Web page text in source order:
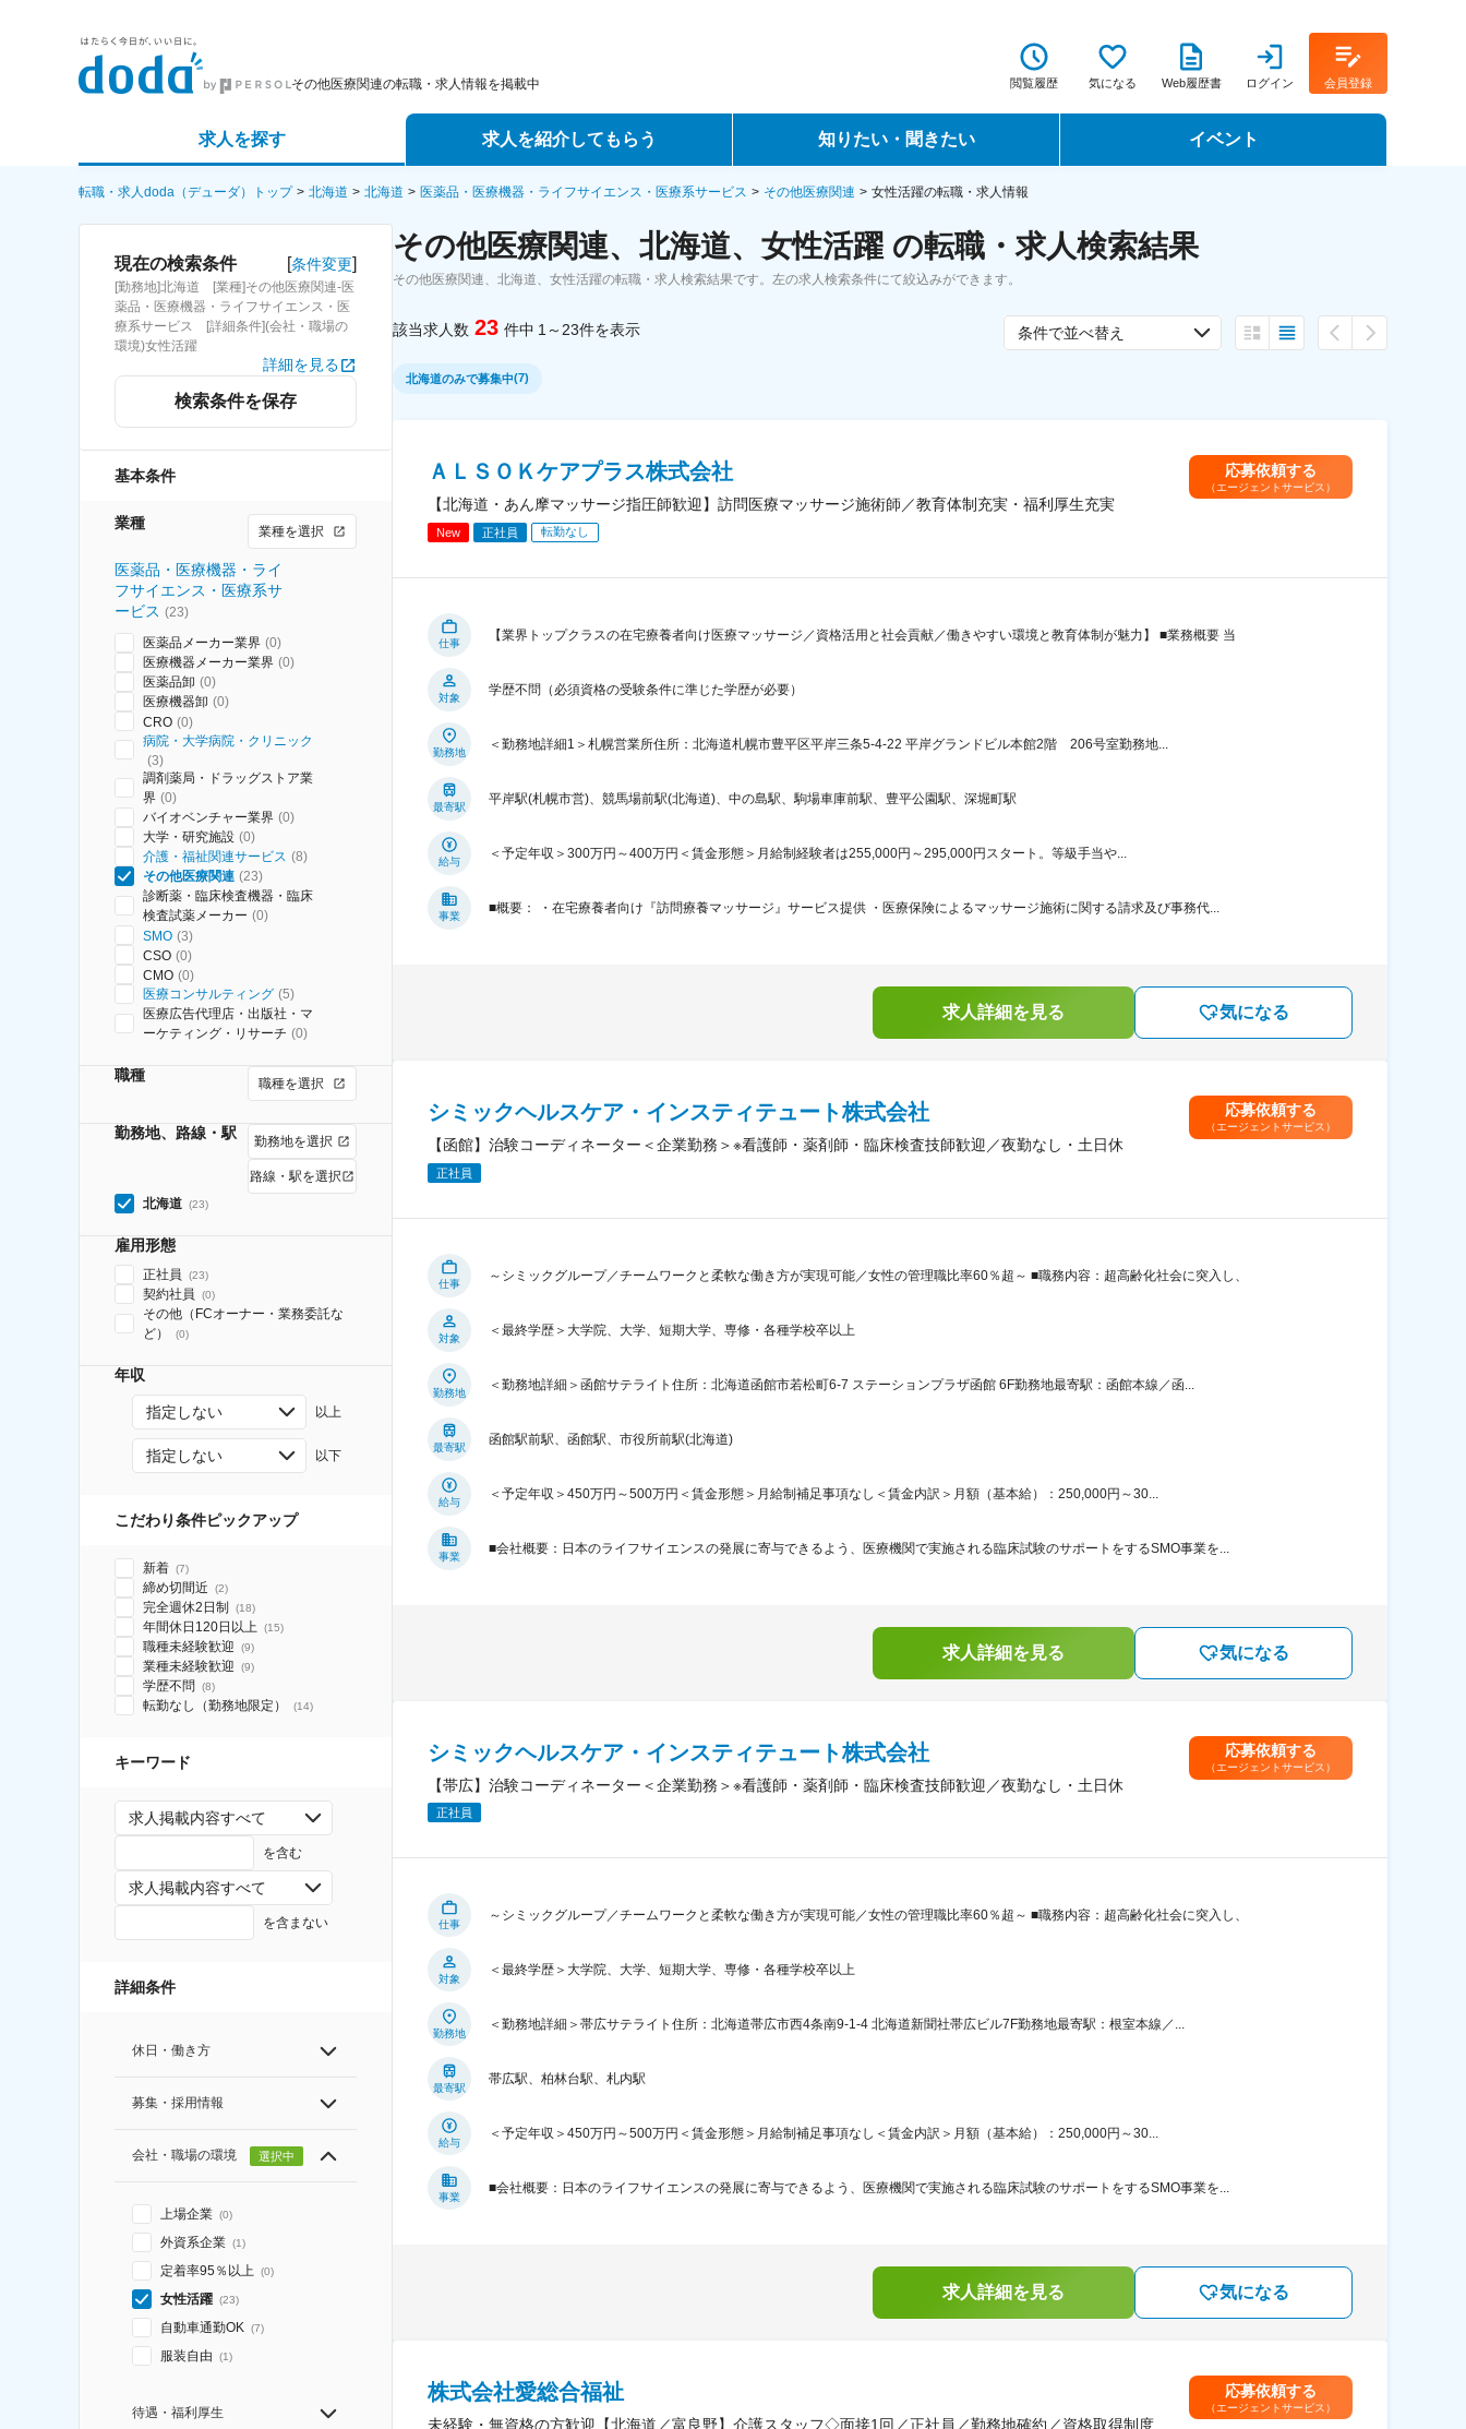
その他医療関連の転職・求人情報を掲載中 閲覧履歴 気になる Web履歴書 ログイン 会員登録
求人を探す
詳細条件から探す
求人特集から探す
求人を紹介してもらう
エージェントサービス
スカウトサービス
知りたい・聞きたい
転職ノウハウ
データで見る転職
イベント
転職フェア
転職・求人doda（デューダ）トップ 北海道 北海道 医薬品・医療機器・ライフサイエンス・医療系サービス その他医療関連 女性活躍の転職・求人情報
現在の検索条件 [条件変更]
[勤務地]北海道 [業種]その他医療関連-医
薬品・医療機器・ライフサイエンス・医
療系サービス [詳細条件](会社・職場の
環境)女性活躍
詳細を見る
検索条件を保存
基本条件
業種 業種を選択
医薬品・医療機器・ライ
フサイエンス・医療系サ
ービス (23)
医薬品メーカー業界 (0)
医療機器メーカー業界 (0)
医薬品卸 (0)
医療機器卸 (0)
CRO (0)
病院・大学病院・クリニック
(3)
調剤薬局・ドラッグストア業
界 (0)
バイオベンチャー業界 (0)
大学・研究施設 (0)
介護・福祉関連サービス (8)
その他医療関連 (23)
診断薬・臨床検査機器・臨床
検査試薬メーカー (0)
SMO (3)
CSO (0)
CMO (0)
医療コンサルティング (5)
医療広告代理店・出版社・マ
ーケティング・リサーチ (0)
職種 職種を選択
勤務地、路線・駅 勤務地を選択
路線・駅を選択
北海道 (23)
雇用形態
正社員 (23)
契約社員 (0)
その他（FCオーナー・業務委託な
ど）
(0)
年収
指定しない 以上
指定しない 以下
こだわり条件ピックアップ
新着 (7)
締め切間近 (2)
完全週休2日制 (18)
年間休日120日以上 (15)
職種未経験歓迎 (9)
業種未経験歓迎 (9)
学歴不問 (8)
転勤なし（勤務地限定） (14)
キーワード
求人掲載内容すべて
を含む
求人掲載内容すべて
を含まない
詳細条件
休日・働き方
募集・採用情報
会社・職場の環境 選択中
上場企業 (0)
外資系企業 (1)
定着率95％以上 (0)
女性活躍 (23)
自動車通勤OK (7)
服装自由 (1)
待遇・福利厚生
その他医療関連、北海道、女性活躍 の転職・求人検索結果
その他医療関連、北海道、女性活躍の転職・求人検索結果です。左の求人検索条件にて絞込みができます。
該当求人数 23 件中 1～23件を表示 条件で並べ替え
北海道のみで募集中(7)
ＡＬＳＯＫケアプラス株式会社
【北海道・あん摩マッサージ指圧師歓迎】訪問医療マッサージ施術師／教育体制充実・福利厚生充実
New 正社員 転勤なし
応募依頼する
（エージェントサービス）
仕事
【業界トップクラスの在宅療養者向け医療マッサージ／資格活用と社会貢献／働きやすい環境と教育体制が魅力】 ■業務概要 当
対象
学歴不問（必須資格の受験条件に準じた学歴が必要）
勤務地
＜勤務地詳細1＞札幌営業所住所：北海道札幌市豊平区平岸三条5-4-22 平岸グランドビル本館2階 206号室勤務地...
最寄駅
平岸駅(札幌市営)、競馬場前駅(北海道)、中の島駅、駒場車庫前駅、豊平公園駅、深堀町駅
給与
＜予定年収＞300万円～400万円＜賃金形態＞月給制経験者は255,000円～295,000円スタート。等級手当や...
事業
■概要： ・在宅療養者向け『訪問療養マッサージ』サービス提供 ・医療保険によるマッサージ施術に関する請求及び事務代...
求人詳細を見る 気になる
シミックヘルスケア・インスティテュート株式会社
【函館】治験コーディネーター＜企業勤務＞※看護師・薬剤師・臨床検査技師歓迎／夜勤なし・土日休
正社員
応募依頼する
（エージェントサービス）
仕事
～シミックグループ／チームワークと柔軟な働き方が実現可能／女性の管理職比率60％超～ ■職務内容：超高齢化社会に突入し、
対象
＜最終学歴＞大学院、大学、短期大学、専修・各種学校卒以上
勤務地
＜勤務地詳細＞函館サテライト住所：北海道函館市若松町6-7 ステーションプラザ函館 6F勤務地最寄駅：函館本線／函...
最寄駅
函館駅前駅、函館駅、市役所前駅(北海道)
給与
＜予定年収＞450万円～500万円＜賃金形態＞月給制補足事項なし＜賃金内訳＞月額（基本給）：250,000円～30...
事業
■会社概要：日本のライフサイエンスの発展に寄与できるよう、医療機関で実施される臨床試験のサポートをするSMO事業を...
求人詳細を見る 気になる
シミックヘルスケア・インスティテュート株式会社
【帯広】治験コーディネーター＜企業勤務＞※看護師・薬剤師・臨床検査技師歓迎／夜勤なし・土日休
正社員
応募依頼する
（エージェントサービス）
仕事
～シミックグループ／チームワークと柔軟な働き方が実現可能／女性の管理職比率60％超～ ■職務内容：超高齢化社会に突入し、
対象
＜最終学歴＞大学院、大学、短期大学、専修・各種学校卒以上
勤務地
＜勤務地詳細＞帯広サテライト住所：北海道帯広市西4条南9-1-4 北海道新聞社帯広ビル7F勤務地最寄駅：根室本線／...
最寄駅
帯広駅、柏林台駅、札内駅
給与
＜予定年収＞450万円～500万円＜賃金形態＞月給制補足事項なし＜賃金内訳＞月額（基本給）：250,000円～30...
事業
■会社概要：日本のライフサイエンスの発展に寄与できるよう、医療機関で実施される臨床試験のサポートをするSMO事業を...
求人詳細を見る 気になる
株式会社愛総合福祉
未経験・無資格の方歓迎【北海道／富良野】介護スタッフ◇面接1回／正社員／勤務地確約／資格取得制度
応募依頼する
（エージェントサービス）